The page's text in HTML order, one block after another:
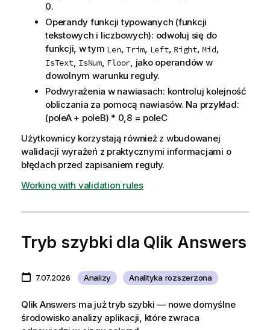
0.
Operandy funkcji typowanych (funkcji
tekstowych i liczbowych): odwołuj się do
funkcji, w tym Len, Trim, Left, Right, Mid,
IsText, IsNum, Floor , jako operandów w
dowolnym warunku reguły.
Podwyrażenia w nawiasach: kontroluj kolejność
obliczania za pomocą nawiasów. Na przykład:
(poleA + poleB) * 0,8 = poleC
Użytkownicy korzystają również z wbudowanej
walidacji wyrażeń z praktycznymi informacjami o
błędach przed zapisaniem reguły.
Working with validation rules
Tryb szybki dla Qlik Answers
7.07.2026 Analizy Analityka rozszerzona
Qlik Answers ma już tryb szybki — nowe domyślne
środowisko analizy aplikacji, które zwraca